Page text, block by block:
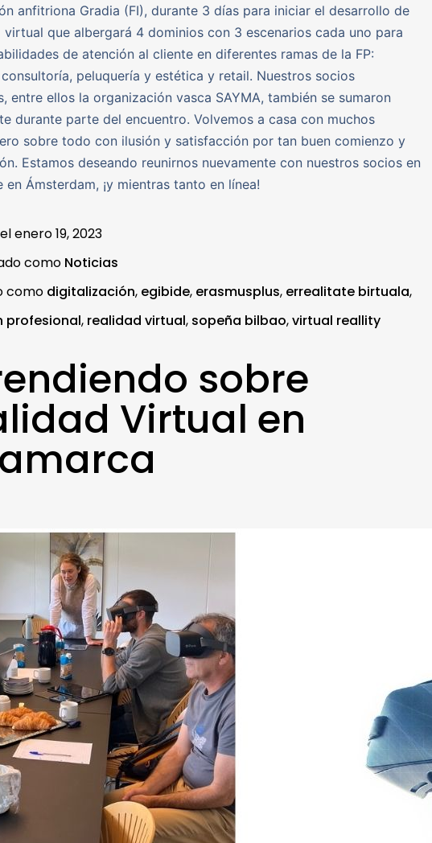
anfitriona Gradia (FI), durante 3 días para iniciar el desarrollo de
virtual que albergará 4 dominios con 3 escenarios cada uno para
de atención al cliente en diferentes ramas de la FP:
peluquería y estética y retail. Nuestros socios
entre ellos la organización vasca SAYMA, también se sumaron
durante parte del encuentro. Volvemos a casa con muchos
sobre todo con ilusión y satisfacción por tan buen comienzo y
Estamos deseando reunirnos nuevamente con nuestros socios en
en Ámsterdam, ¡y mientras tanto en línea!
enero 19, 2023
como Noticias
como digitalización, egibide, erasmusplus, errealitate birtuala,
profesional, realidad virtual, sopeña bilbao,virtual reallity
sobre
Virtual en